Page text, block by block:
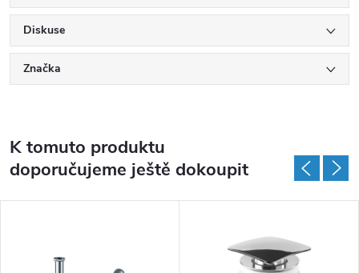
Diskuse
Značka
K tomuto produktu
doporučujeme ještě dokoupit